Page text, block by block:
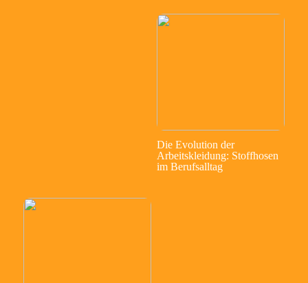
Die Evolution der
Arbeitskleidung: Stoffhosen
im Berufsalltag